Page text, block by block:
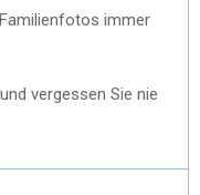
immer
vergessen Sie nie